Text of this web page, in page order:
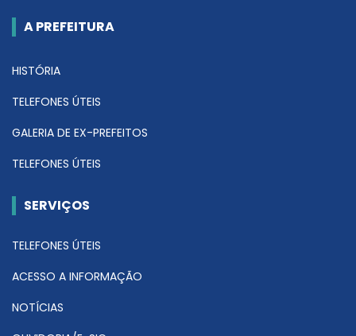
A PREFEITURA
HISTÓRIA
TELEFONES ÚTEIS
GALERIA DE EX-PREFEITOS
TELEFONES ÚTEIS
SERVIÇOS
TELEFONES ÚTEIS
ACESSO A INFORMAÇÃO
NOTÍCIAS